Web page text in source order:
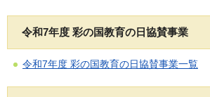
令和7年度 彩の国教育の日協賛事業
令和7年度 彩の国教育の日協賛事業一覧